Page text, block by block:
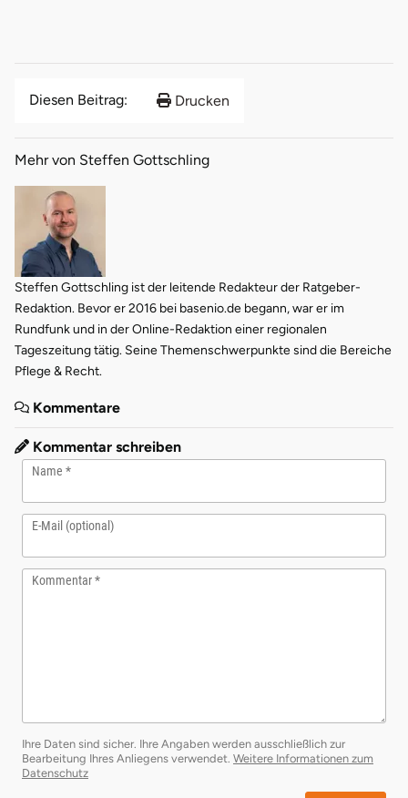
Diesen Beitrag: Drucken
Mehr von Steffen Gottschling
Steffen Gottschling ist der leitende Redakteur der Ratgeber-
Redaktion. Bevor er 2016 bei basenio.de begann, war er im
Rundfunk und in der Online-Redaktion einer regionalen
Tageszeitung tätig. Seine Themenschwerpunkte sind die Bereiche
Pflege & Recht.
Kommentare
Kommentar schreiben
Name
E-Mail (optional)
Kommentar
Ihre Daten sind sicher. Ihre Angaben werden ausschließlich zur
Bearbeitung Ihres Anliegens verwendet. Weitere Informationen zum
Datenschutzöffnet in neuem Fenster